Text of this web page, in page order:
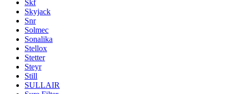
Skf
Skyjack
Snr
Solmec
Sonalika
Stellox
Stetter
Steyr
Still
SULLAIR